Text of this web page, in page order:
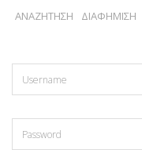
ΑΝΑΖΗΤΗΣΗ ΔΙΑΦΗΜΙΣΗ